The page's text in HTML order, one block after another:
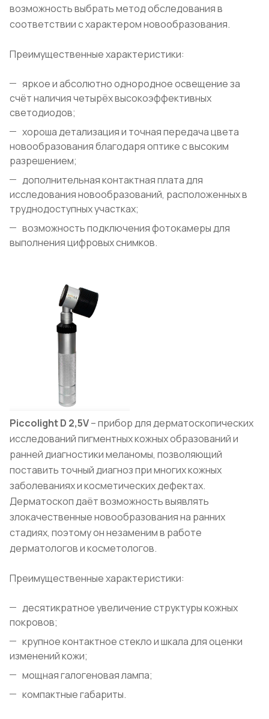
возможность выбрать метод обследования в
соответствии с характером новообразования.
Преимущественные характеристики:
яркое и абсолютно однородное освещение за
счёт наличия четырёх высокоэффективных
светодиодов;
хороша детализация и точная передача цвета
новообразования благодаря оптике с высоким
разрешением;
дополнительная контактная плата для
исследования новообразований, расположенных в
труднодоступных участках;
возможность подключения фотокамеры для
выполнения цифровых снимков.
PiccolightD 2,5V– прибор для дерматоскопических
исследований пигментных кожных образований и
ранней диагностики меланомы, позволяющий
поставить точный диагноз при многих кожных
заболеваниях и косметических дефектах.
Дерматоскоп даёт возможность выявлять
злокачественные новообразования на ранних
стадиях, поэтому он незаменим в работе
дерматологов и косметологов.
Преимущественные характеристики:
десятикратное увеличение структуры кожных
покровов;
крупное контактное стекло и шкала для оценки
изменений кожи;
мощная галогеновая лампа;
компактные габариты.